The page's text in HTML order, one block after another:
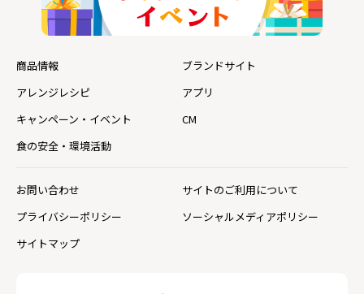
商品情報
ブランドサイト
アレンジレシピ
アプリ
キャンペーン・イベント
CM
食の安全・環境活動
お問い合わせ
サイトのご利用について
プライバシーポリシー
ソーシャルメディアポリシー
サイトマップ